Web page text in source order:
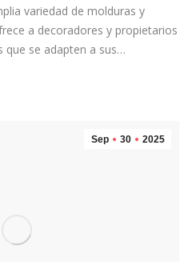
variedad de molduras y
a decoradores y propietarios
que se adapten a sus…
Sep 30 2025